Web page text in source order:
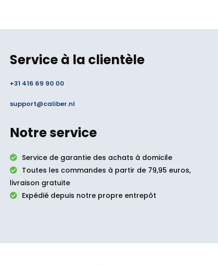
Service à la clientèle
+31 416 69 90 00
support@caliber.nl
Notre service
Service de garantie des achats à domicile
Toutes les commandes à partir de 79,95 euros,
livraison gratuite
Expédié depuis notre propre entrepôt